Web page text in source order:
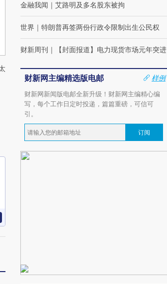
金融我闻 ｜ 艾路明及多名股东被拘
世界 ｜ 特朗普再签两份行政令限制出生公民权
财新周刊 ｜ 【封面报道】电力现货市场元年突进
财新网主编精选版电邮
样例
财新网新闻版电邮全新升级！财新网主编精心编
写，每个工作日定时投递，篇篇重磅，可信可
引。
订阅